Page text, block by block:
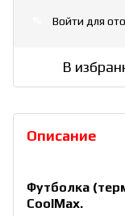
Войти для
В
Описание
Футболка
CoolMax.